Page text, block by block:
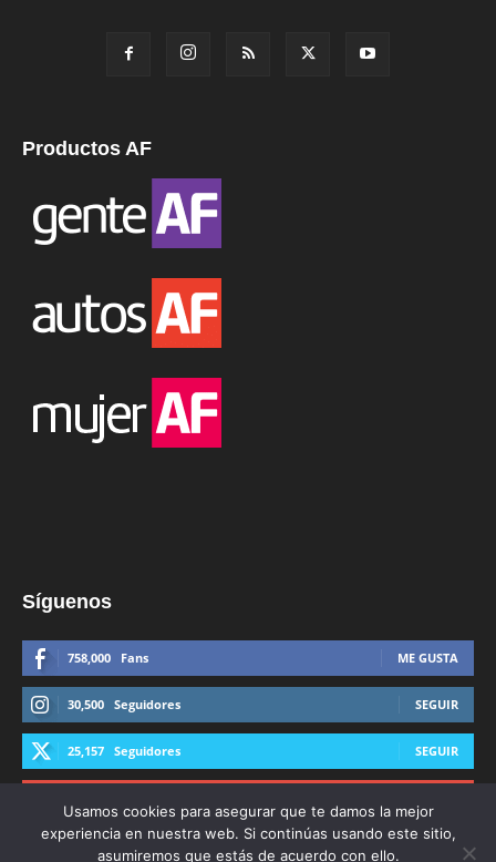
Productos AF
Síguenos
758,000 Fans ME GUSTA
30,500 Seguidores SEGUIR
25,157 Seguidores SEGUIR
Usamos cookies para asegurar que te damos la mejor
experiencia en nuestra web. Si continúas usando este sitio,
asumiremos que estás de acuerdo con ello.